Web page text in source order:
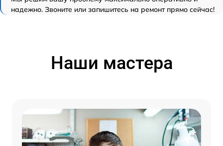
надежно. Звоните или запишитесь на ремонт прямо сейчас!
Наши мастера